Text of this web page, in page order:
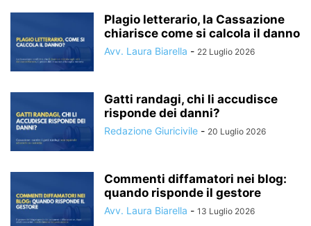
Plagio letterario, la Cassazione
chiarisce come si calcola il danno
Avv. Laura Biarella - 22 Luglio 2026
Gatti randagi, chi li accudisce
risponde dei danni?
Redazione Giuricivile - 20 Luglio 2026
Commenti diffamatori nei blog:
quando risponde il gestore
Avv. Laura Biarella - 13 Luglio 2026